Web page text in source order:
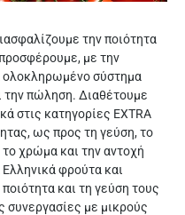
την ποιότητα
με την
ολοκληρωμένο σύστημα
την πώληση. Διαθέτουμε
στις κατηγορίες EXTRA
ως προς τη γεύση, το
χρώμα και την αντοχή
φρούτα και
και τη γεύση τους
συνεργασίες με μικρούς